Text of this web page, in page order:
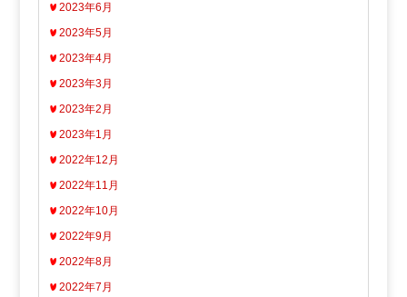
2023年6月
2023年5月
2023年4月
2023年3月
2023年2月
2023年1月
2022年12月
2022年11月
2022年10月
2022年9月
2022年8月
2022年7月